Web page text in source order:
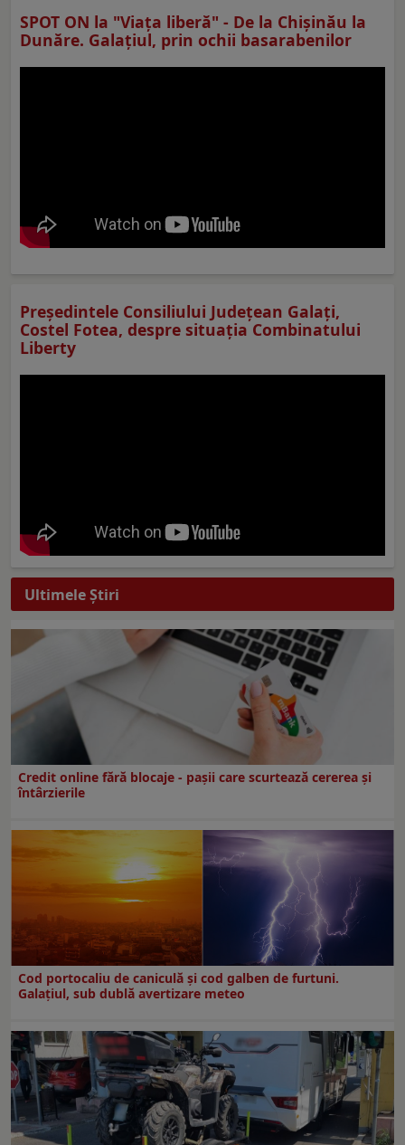
SPOT ON la "Viaţa liberă" - De la Chișinău la
Dunăre. Galațiul, prin ochii basarabenilor
Preşedintele Consiliului Judeţean Galaţi,
Costel Fotea, despre situaţia Combinatului
Liberty
Ultimele Ştiri
Credit online fără blocaje - pașii care scurtează cererea și
întârzierile
Cod portocaliu de caniculă și cod galben de furtuni.
Galațiul, sub dublă avertizare meteo